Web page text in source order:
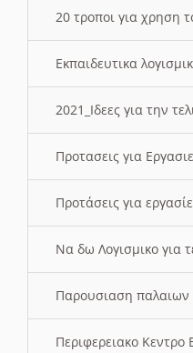
20 τροποι για χρηση
Εκπαιδευτικα
2021_Ιδεες για την
Προτασεις για
Προτάσεις για
Να δω Λογισμικο για
Παρουσιαση παλαιων
Περιφερειακο